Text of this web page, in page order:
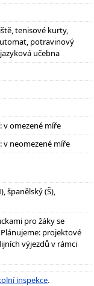
tenisové kurty,
potravinový
učebna
v omezené míře
neomezené míře
španělský (Š),
pro žáky se
projektové
výjezdů v rámci
inspekce.